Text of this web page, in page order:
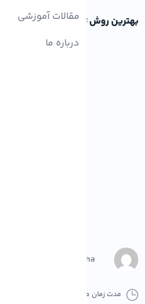
مقالات آموزشی
درباره ما
بهترین روش تولید محتوا با
M.Gharepasha
مدت زمان مطالعه :